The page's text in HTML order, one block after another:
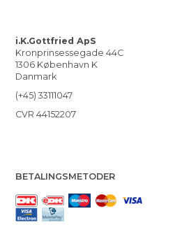
i.K.Gottfried ApS
Kronprinsessegade 44C
1306 København K
Danmark
(+45) 33111047
CVR 44152207
BETALINGSMETODER